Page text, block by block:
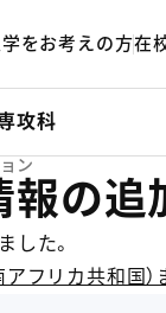
学をお考えの方在
攻科
報の追
ン
した。
アフリカ共和国